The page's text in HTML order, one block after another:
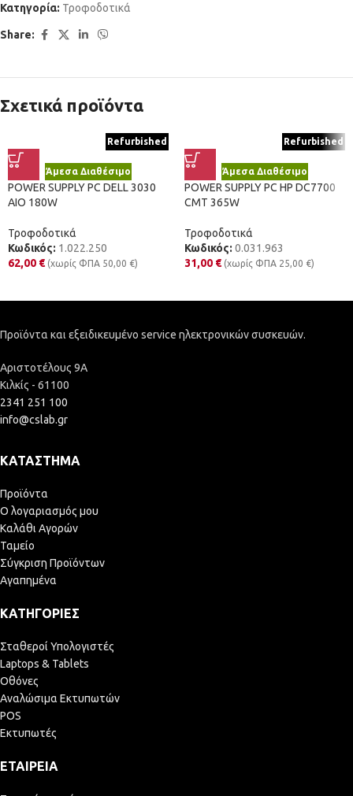
Κατηγορία: Τροφοδοτικά
Share:
Σχετικά προϊόντα
Refurbished
Άμεσα Διαθέσιμο
POWER SUPPLY PC DELL 3030
AIO 180W
Τροφοδοτικά
Κωδικός: 1.022.250
62,00 € (χωρίς ΦΠΑ 50,00 €)
Refurbished
Άμεσα Διαθέσιμο
POWER SUPPLY PC HP DC7700
CMT 365W
Τροφοδοτικά
Κωδικός: 0.031.963
31,00 € (χωρίς ΦΠΑ 25,00 €)
Προϊόντα και εξειδικευμένο service ηλεκτρονικών συσκευών.
Αριστοτέλους 9Α
Κιλκίς - 61100
2341 251 100
info@cslab.gr
ΚΑΤΆΣΤΗΜΑ
Προϊόντα
Ο λογαριασμός μου
Καλάθι Αγορών
Ταμείο
Σύγκριση Προϊόντων
Αγαπημένα
ΚΑΤΗΓΟΡΊΕΣ
Σταθεροί Υπολογιστές
Laptops & Tablets
Οθόνες
Αναλώσιμα Εκτυπωτών
POS
Εκτυπωτές
ΕΤΑΙΡΕΊΑ